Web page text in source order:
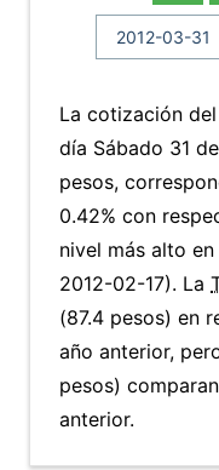
La cotización
día Sábado 31
pesos,
0.42% con
nivel más alto
2012-02-17). La
(87.4 pesos) en
año anterior,
pesos)
anterior.